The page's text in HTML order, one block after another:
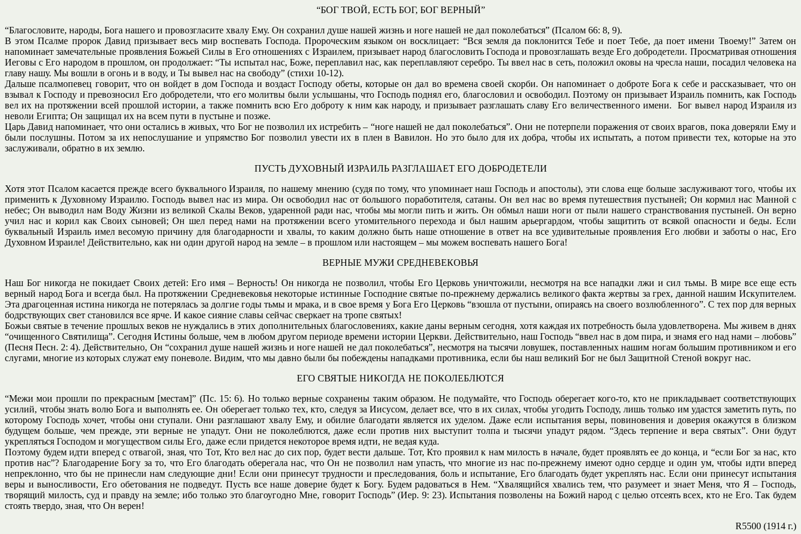
“БОГ ТВОЙ, ЕСТЬ БОГ, БОГ ВЕРНЫЙ”
“Благословите, народы, Бога нашего и провозгласите хвалу Ему. Он сохранил душе нашей жизнь и ноге нашей не дал поколебаться” (Псалом 66: 8, 9).
В этом Псалме пророк Давид призывает весь мир воспевать Господа. Пророческим языком он восклицает: “Вся земля да поклонится Тебе и поет Тебе, да поет имени Твоему!” Затем он
напоминает замечательные проявления Божьей Силы в Его отношениях с Израилем, призывает народ благословить Господа и провозглашать везде Его добродетели. Просматривая отношения
Иеговы с Его народом в прошлом, он продолжает: “Ты испытал нас, Боже, переплавил нас, как переплавляют серебро. Ты ввел нас в сеть, положил оковы на чресла наши, посадил человека на
главу нашу. Мы вошли в огонь и в воду, и Ты вывел нас на свободу” (стихи 10-12).
Дальше псалмопевец говорит, что он войдет в дом Господа и воздаст Господу обеты, которые он дал во времена своей скорби. Он напоминает о доброте Бога к себе и рассказывает, что он
взывал к Господу и превозносил Его добродетели, что его молитвы были услышаны, что Господь поднял его, благословил и освободил. Поэтому он призывает Израиль помнить, как Господь
вел их на протяжении всей прошлой истории, а также помнить всю Его доброту к ним как народу, и призывает разглашать славу Его величественного имени. Бог вывел народ Израиля из
неволи Египта; Он защищал их на всем пути в пустыне и позже.
Царь Давид напоминает, что они остались в живых, что Бог не позволил их истребить – “ноге нашей не дал поколебаться”. Они не потерпели поражения от своих врагов, пока доверяли Ему и
были послушны. Потом за их непослушание и упрямство Бог позволил увести их в плен в Вавилон. Но это было для их добра, чтобы их испытать, а потом привести тех, которые на это
заслуживали, обратно в их землю.
ПУСТЬ ДУХОВНЫЙ ИЗРАИЛЬ РАЗГЛАШАЕТ ЕГО ДОБРОДЕТЕЛИ
Хотя этот Псалом касается прежде всего буквального Израиля, по нашему мнению (судя по тому, что упоминает наш Господь и апостолы), эти слова еще больше заслуживают того, чтобы их
применить к Духовному Израилю. Господь вывел нас из мира. Он освободил нас от большого поработителя, сатаны. Он вел нас во время путешествия пустыней; Он кормил нас Манной с
небес; Он выводил нам Воду Жизни из великой Скалы Веков, ударенной ради нас, чтобы мы могли пить и жить. Он обмыл наши ноги от пыли нашего странствования пустыней. Он верно
учил нас и корил как Своих сыновей; Он шел перед нами на протяжении всего утомительного перехода и был нашим арьергардом, чтобы защитить от всякой опасности и беды. Если
буквальный Израиль имел весомую причину для благодарности и хвалы, то каким должно быть наше отношение в ответ на все удивительные проявления Его любви и заботы о нас, Его
Духовном Израиле! Действительно, как ни один другой народ на земле – в прошлом или настоящем – мы можем воспевать нашего Бога!
ВЕРНЫЕ МУЖИ СРЕДНЕВЕКОВЬЯ
Наш Бог никогда не покидает Своих детей: Его имя – Верность! Он никогда не позволил, чтобы Его Церковь уничтожили, несмотря на все нападки лжи и сил тьмы. В мире все еще есть
верный народ Бога и всегда был. На протяжении Средневековья некоторые истинные Господние святые по-прежнему держались великого факта жертвы за грех, данной нашим Искупителем.
Эта драгоценная истина никогда не потерялась за долгие годы тьмы и мрака, и в свое время у Бога Его Церковь “взошла от пустыни, опираясь на своего возлюбленного”. С тех пор для верных
бодрствующих свет становился все ярче. И какое сияние славы сейчас сверкает на тропе святых!
Божьи святые в течение прошлых веков не нуждались в этих дополнительных благословениях, какие даны верным сегодня, хотя каждая их потребность была удовлетворена. Мы живем в днях
“очищенного Святилища”. Сегодня Истины больше, чем в любом другом периоде времени истории Церкви. Действительно, наш Господь “ввел нас в дом пира, и знамя его над нами – любовь”
(Песня Песн. 2: 4). Действительно, Он “сохранил душе нашей жизнь и ноге нашей не дал поколебаться”, несмотря на тысячи ловушек, поставленных нашим ногам большим противником и его
слугами, многие из которых служат ему поневоле. Видим, что мы давно были бы побеждены нападками противника, если бы наш великий Бог не был Защитной Стеной вокруг нас.
ЕГО СВЯТЫЕ НИКОГДА НЕ ПОКОЛЕБЛЮТСЯ
“Межи мои прошли по прекрасным [местам]” (Пс. 15: 6). Но только верные сохранены таким образом. Не подумайте, что Господь оберегает кого-то, кто не прикладывает соответствующих
усилий, чтобы знать волю Бога и выполнять ее. Он оберегает только тех, кто, следуя за Иисусом, делает все, что в их силах, чтобы угодить Господу, лишь только им удастся заметить путь, по
которому Господь хочет, чтобы они ступали. Они разглашают хвалу Ему, и обилие благодати является их уделом. Даже если испытания веры, повиновения и доверия окажутся в близком
будущем больше, чем прежде, эти верные не упадут. Они не поколеблются, даже если против них выступит толпа и тысячи упадут рядом. “Здесь терпение и вера святых”. Они будут
укрепляться Господом и могуществом силы Его, даже если придется некоторое время идти, не ведая куда.
Поэтому будем идти вперед с отвагой, зная, что Тот, Кто вел нас до сих пор, будет вести дальше. Тот, Кто проявил к нам милость в начале, будет проявлять ее до конца, и “если Бог за нас, кто
против нас”? Благодарение Богу за то, что Его благодать оберегала нас, что Он не позволил нам упасть, что многие из нас по-прежнему имеют одно сердце и один ум, чтобы идти вперед
непреклонно, что бы не принесли нам следующие дни! Если они принесут трудности и преследования, боль и испытание, Его благодать будет укреплять нас. Если они принесут испытания
веры и выносливости, Его обетования не подведут. Пусть все наше доверие будет к Богу. Будем радоваться в Нем. “Хвалящийся хвались тем, что разумеет и знает Меня, что Я – Господь,
творящий милость, суд и правду на земле; ибо только это благоугодно Мне, говорит Господь” (Иер. 9: 23). Испытания позволены на Божий народ с целью отсеять всех, кто не Его. Так будем
стоять твердо, зная, что Он верен!
R5500 (1914 г.)